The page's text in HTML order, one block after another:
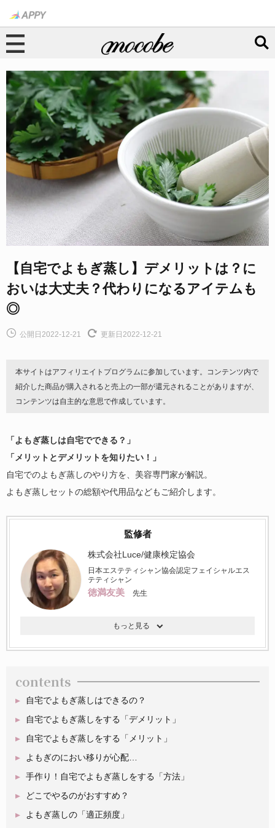
【自宅でよもぎ蒸し】デメリットは？に
おいは大丈夫？代わりになるアイテムも
◎
公開日2022-12-21 更新日2022-12-21
本サイトはアフィリエイトプログラムに参加しています。コンテンツ内で
紹介した商品が購入されると売上の一部が還元されることがありますが、
コンテンツは自主的な意思で作成しています。
「よもぎ蒸しは自宅でできる？」
「メリットとデメリットを知りたい！」
自宅でのよもぎ蒸しのやり方を、美容専門家が解説。
よもぎ蒸しセットの総額や代用品などもご紹介します。
監修者
株式会社Luce/健康検定協会
日本エステティシャン協会認定フェイシャルエス
テティシャン
徳満友美 先生
contents
自宅でよもぎ蒸しはできるの？
自宅でよもぎ蒸しをする「デメリット」
自宅でよもぎ蒸しをする「メリット」
よもぎのにおい移りが心配…
手作り！自宅でよもぎ蒸しをする「方法」
どこでやるのがおすすめ？
よもぎ蒸しの「適正頻度」